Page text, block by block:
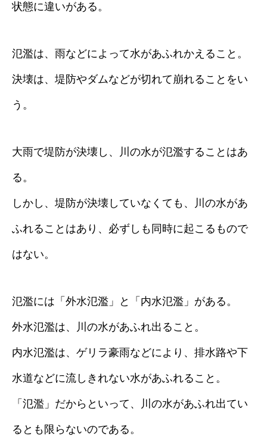
状態に違いがある。
氾濫は、雨などによって水があふれかえること。
決壊は、堤防やダムなどが切れて崩れることをい
う。
大雨で堤防が決壊し、川の水が氾濫することはあ
る。
しかし、堤防が決壊していなくても、川の水があ
ふれることはあり、必ずしも同時に起こるもので
はない。
氾濫には「外水氾濫」と「内水氾濫」がある。
外水氾濫は、川の水があふれ出ること。
内水氾濫は、ゲリラ豪雨などにより、排水路や下
水道などに流しきれない水があふれること。
「氾濫」だからといって、川の水があふれ出てい
るとも限らないのである。